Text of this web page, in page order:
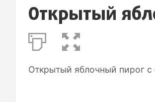
Открытый
Открытый яблочный пирог с